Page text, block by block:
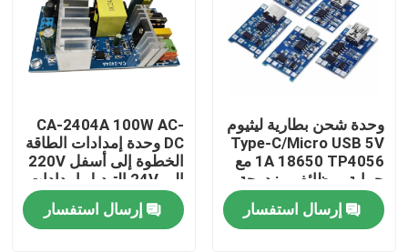
الصفحة الرئيسية
منتجات
وحدة شحن بطارية ليثيوم
Type-C/Micro USB 5V
1A 18650 TP4056 مع
حماية ووظائف مزدوجة
إرسال استفسار
CA-2404A 100W AC-
DC وحدة إمدادات الطاقة
الخطوة إلى أسفل 220V
إلى 24V التبديل إمدادات
الطاقة
إرسال استفسار